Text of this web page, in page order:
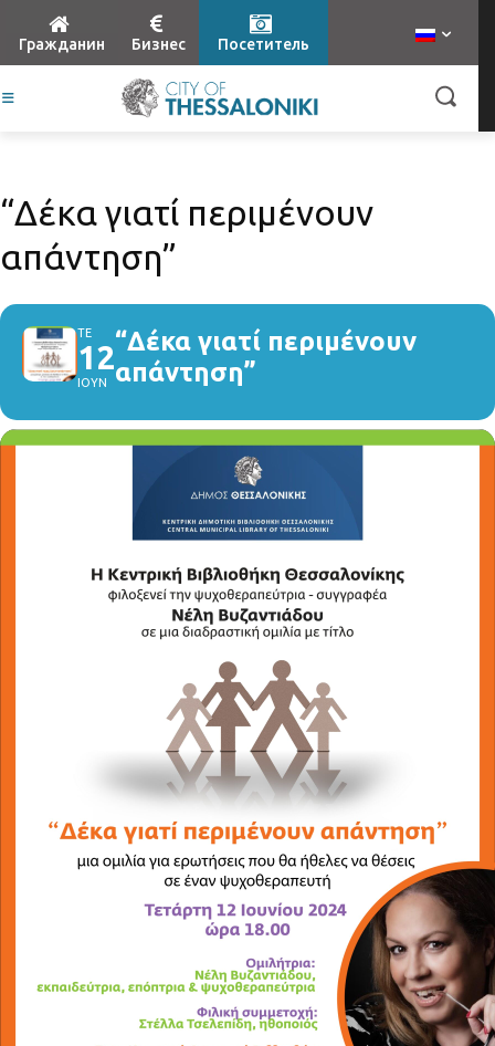
Гражданин Бизнес Посетитель
“Δέκα γιατί περιμένουν
απάντηση”
ΤΕ
12
ΙΟΥΝ
“Δέκα γιατί περιμένουν
απάντηση”